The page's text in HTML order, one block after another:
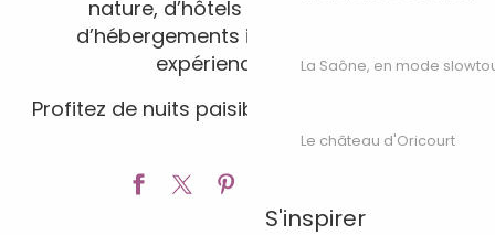
La Saône, en mode
Le château d'Oricourt
S'inspirer
nature, d’hôtels confortables ou
d’hébergements insolites pour une
expérience unique.
Profitez de nuits paisibles en Haute-Saône !